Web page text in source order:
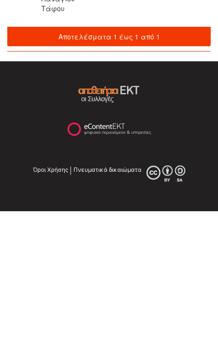
Τάφου
Αποτελέσματα 1 έως 1 από 1